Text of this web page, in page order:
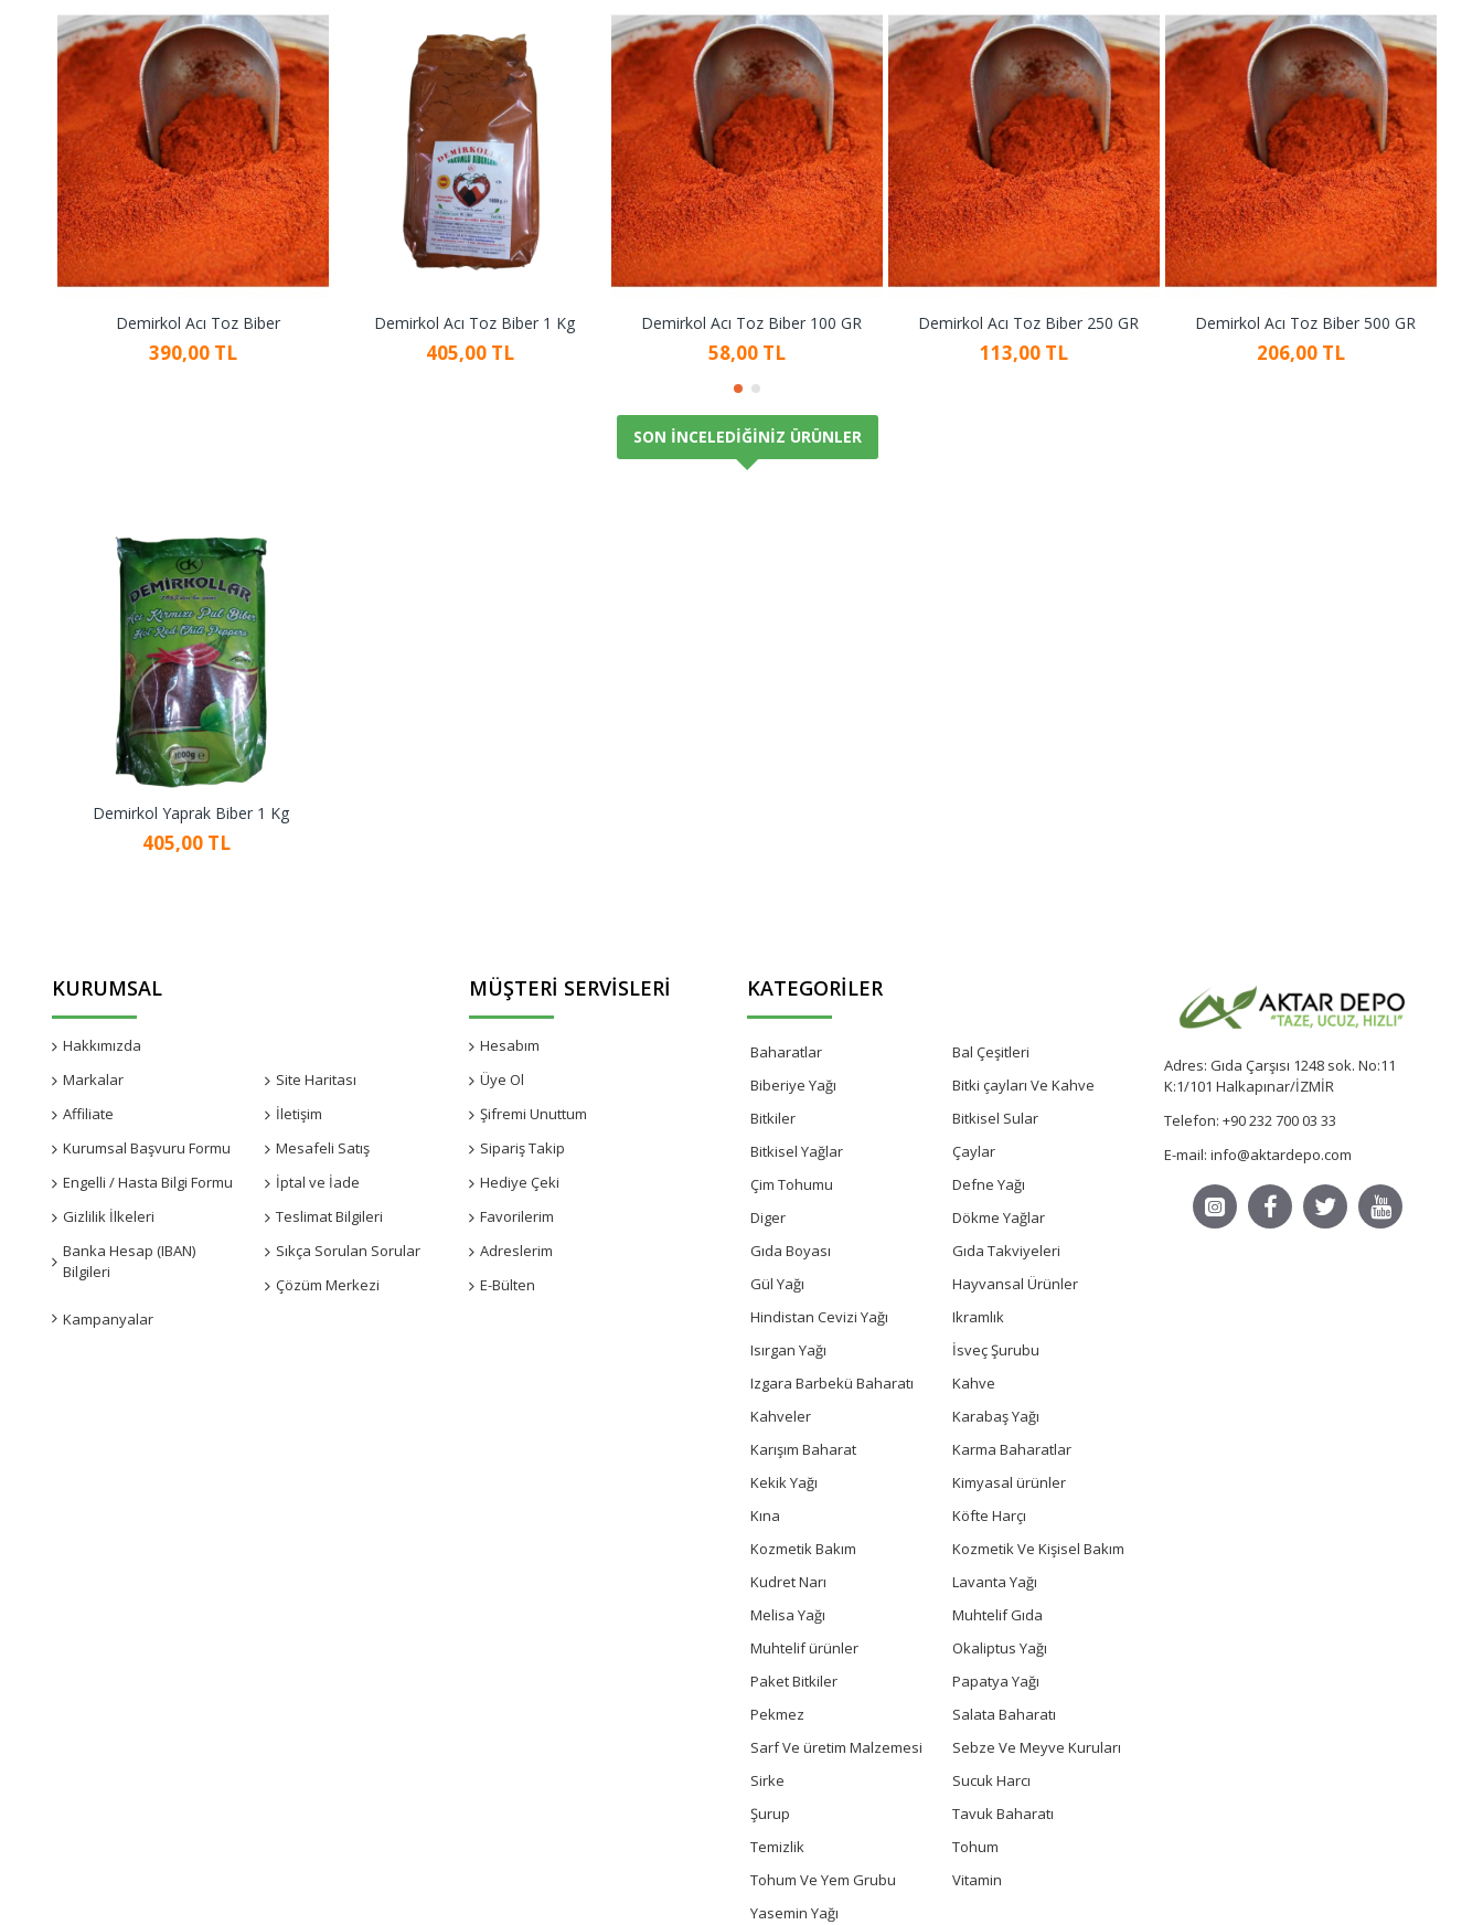
Demirkol Acı Toz Biber
390,00 TL
Demirkol Acı Toz Biber 1 Kg
405,00 TL
Demirkol Acı Toz Biber 100 GR
58,00 TL
Demirkol Acı Toz Biber 250 GR
113,00 TL
Demirkol Acı Toz Biber 500 GR
206,00 TL
SON İNCELEDIĞINIZ ÜRÜNLER
Demirkol Yaprak Biber 1 Kg
405,00 TL
KURUMSAL
Hakkımızda
Markalar
Affiliate
Kurumsal Başvuru Formu
Engelli / Hasta Bilgi Formu
Gizlilik İlkeleri
Banka Hesap (IBAN)
Bilgileri
Site Haritası
İletişim
Mesafeli Satış
İptal ve İade
Teslimat Bilgileri
Sıkça Sorulan Sorular
Çözüm Merkezi
MÜŞTERI SERVISLERI
Hesabım
Üye Ol
Şifremi Unuttum
Sipariş Takip
Hediye Çeki
Favorilerim
Adreslerim
E-Bülten
KATEGORILER
Baharatlar
Bal Çeşitleri
Biberiye Yağı
Bitki çayları Ve Kahve
Bitkiler
Bitkisel Sular
Bitkisel Yağlar
Çaylar
Çim Tohumu
Defne Yağı
Diger
Dökme Yağlar
Gıda Boyası
Gıda Takviyeleri
Gül Yağı
Hayvansal Ürünler
Hindistan Cevizi Yağı
Ikramlık
Isırgan Yağı
İsveç Şurubu
Izgara Barbekü Baharatı
Kahve
Kahveler
Karabaş Yağı
Karışım Baharat
Karma Baharatlar
Kekik Yağı
Kimyasal ürünler
Kına
Köfte Harçı
Kozmetik Bakım
Kozmetik Ve Kişisel Bakım
Kudret Narı
Lavanta Yağı
Melisa Yağı
Muhtelif Gıda
Muhtelif ürünler
Okaliptus Yağı
Paket Bitkiler
Papatya Yağı
Pekmez
Salata Baharatı
Sarf Ve üretim Malzemesi
Sebze Ve Meyve Kuruları
Sirke
Sucuk Harcı
Şurup
Tavuk Baharatı
Temizlik
Tohum
Tohum Ve Yem Grubu
Vitamin
Yasemin Yağı
Adres: Gıda Çarşısı 1248 sok. No:11
K:1/101 Halkapınar/İZMİR
Telefon: +90 232 700 03 33
E-mail: info@aktardepo.com